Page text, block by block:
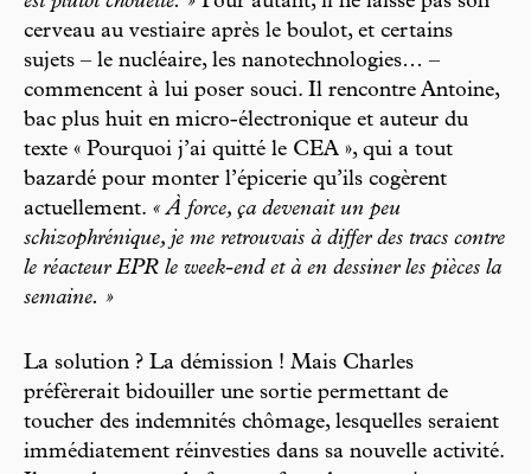
cerveau au vestiaire après le boulot, et certains
sujets – le nucléaire, les nanotechnologies… –
commencent à lui poser souci. Il rencontre Antoine,
bac plus huit en micro-électronique et auteur du
texte « Pourquoi j’ai quitté le CEA », qui a tout
bazardé pour monter l’épicerie qu’ils cogèrent
actuellement. « À force, ça devenait un peu
schizophrénique, je me retrouvais à differ des tracs contre
le réacteur EPR le week-end et à en dessiner les pièces la
semaine. »
La solution ? La démission ! Mais Charles
préfèrerait bidouiller une sortie permettant de
toucher des indemnités chômage, lesquelles seraient
immédiatement réinvesties dans sa nouvelle activité.